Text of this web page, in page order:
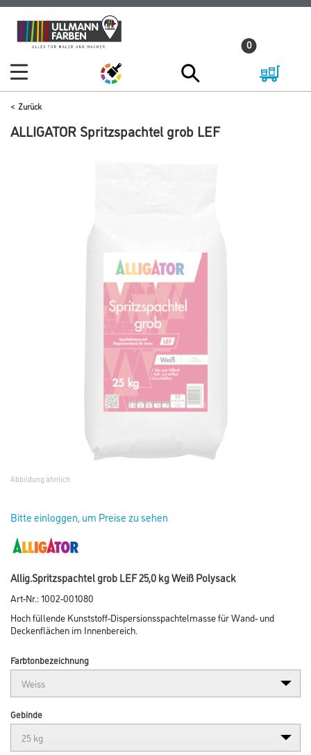
Zum
Inhalt
Zum
Navigationsmenü
0
Zurück
ALLIGATOR Spritzspachtel grob LEF
Abbildung ähnlich
Bitte einloggen, um Preise zu sehen
Allig.Spritzspachtel grob LEF 25,0 kg Weiß Polysack
Art-Nr.:1002-001080
Hoch füllende Kunststoff-Dispersionsspachtelmasse für Wand- und
Deckenflächen im Innenbereich.
Farbtonbezeichnung
Gebinde